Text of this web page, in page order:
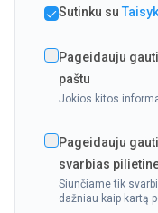
Sutinku su
Pageidauju
paštu
Jokios kitos
Pageidauju
svarbias
Siunčiame tik
dažniau kaip kartą